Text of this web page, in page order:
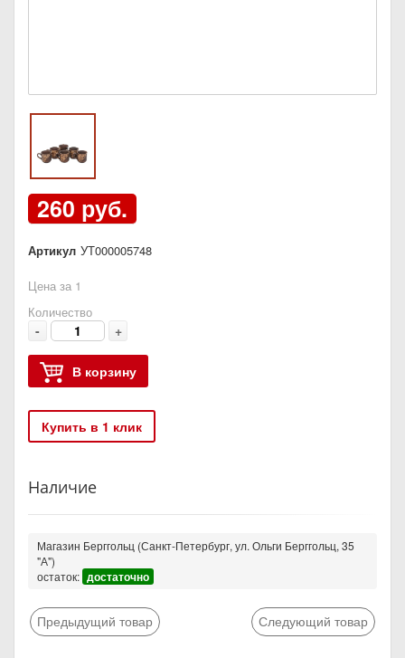
260 руб.
Артикул УТ000005748
Цена за 1
Количество
- +
В корзину
Купить в 1 клик
Наличие
Магазин Берггольц (Санкт-Петербург, ул. Ольги Берггольц, 35
"А")
остаток: достаточно
Предыдущий товар Следующий товар